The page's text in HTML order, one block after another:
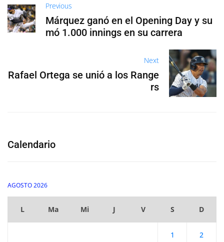
Previous
Márquez ganó en el Opening Day y su
mó 1.000 innings en su carrera
Next
Rafael Ortega se unió a los Range
rs
Calendario
AGOSTO 2026
L Ma Mi J V S D
1 2